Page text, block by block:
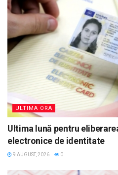
ULTIMA ORA
Ultima lună pentru
electronice de identitate
9 AUGUST, 2026 0